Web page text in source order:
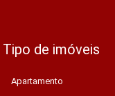
Tipo de imóveis
Apartamento